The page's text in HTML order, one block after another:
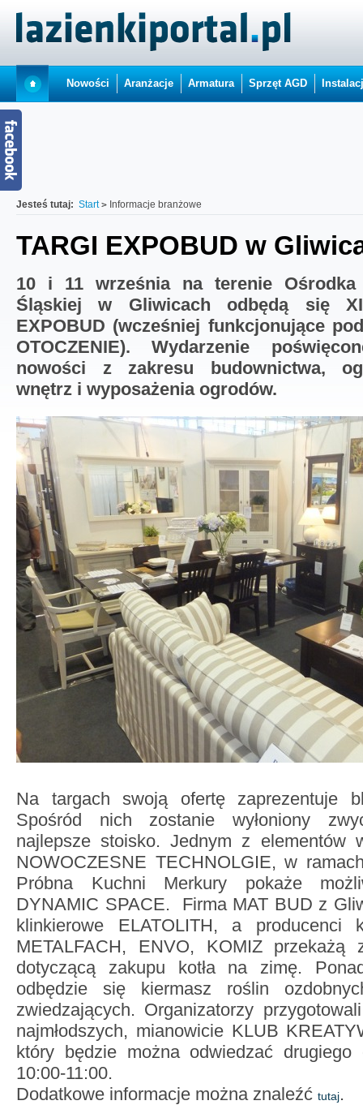
Nowości Aranżacje Armatura Sprzęt AGD
Jesteś tutaj: Start Informacje branżowe
TARGI EXPOBUD w
10 i 11 września na terenie Ośrodka
Śląskiej w Gliwicach odbędą się
EXPOBUD (wcześniej funkcjonujące
OTOCZENIE). Wydarzenie
nowości z zakresu budownictwa,
wnętrz i wyposażenia ogrodów.
Na targach swoją ofertę zaprezentuje
Spośród nich zostanie wyłoniony
najlepsze stoisko. Jednym z elementów
NOWOCZESNE TECHNOLGIE, w
Próbna Kuchni Merkury pokaże
DYNAMIC SPACE. Firma MAT BUD z
klinkierowe ELATOLITH, a producenci
METALFACH, ENVO, KOMIZ przekażą
dotyczącą zakupu kotła na zimę.
odbędzie się kiermasz roślin
zwiedzających. Organizatorzy
najmłodszych, mianowicie KLUB
który będzie można odwiedzać
10:00-11:00.
Dodatkowe informacje można znaleźć tutaj.